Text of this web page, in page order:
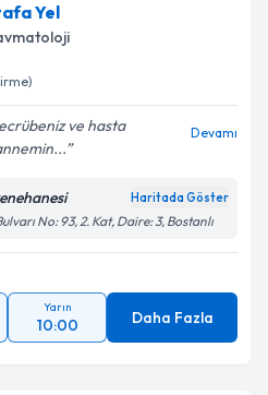
e-posta ile bilgilendireceğiz.
işlenmesine ilişkin
kabul ediyorum.
Yel
ve hasta
Devamı
Haritada Göster
No: 93, 2. Kat, Daire: 3, Bostanlı
Yarın
10:00 Daha Fazla